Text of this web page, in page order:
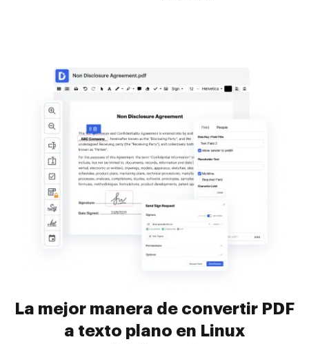
La mejor manera de convertir PDF
a texto plano en Linux